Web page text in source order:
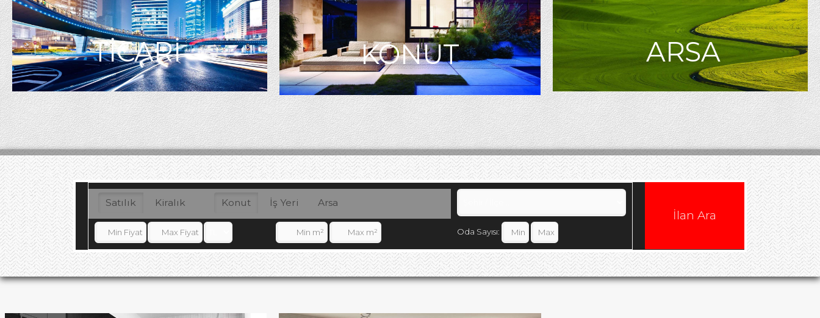
TİCARİ KONUT ARSA
Satılık Kiralık Konut İş Yeri Arsa
Oda Sayısı:
İlan Ara